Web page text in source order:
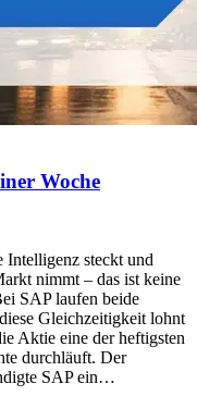
Woche
steckt und
nimmt – das ist keine
SAP laufen beide
Gleichzeitigkeit lohnt
Aktie eine der heftigsten
durchläuft. Der
SAP ein…